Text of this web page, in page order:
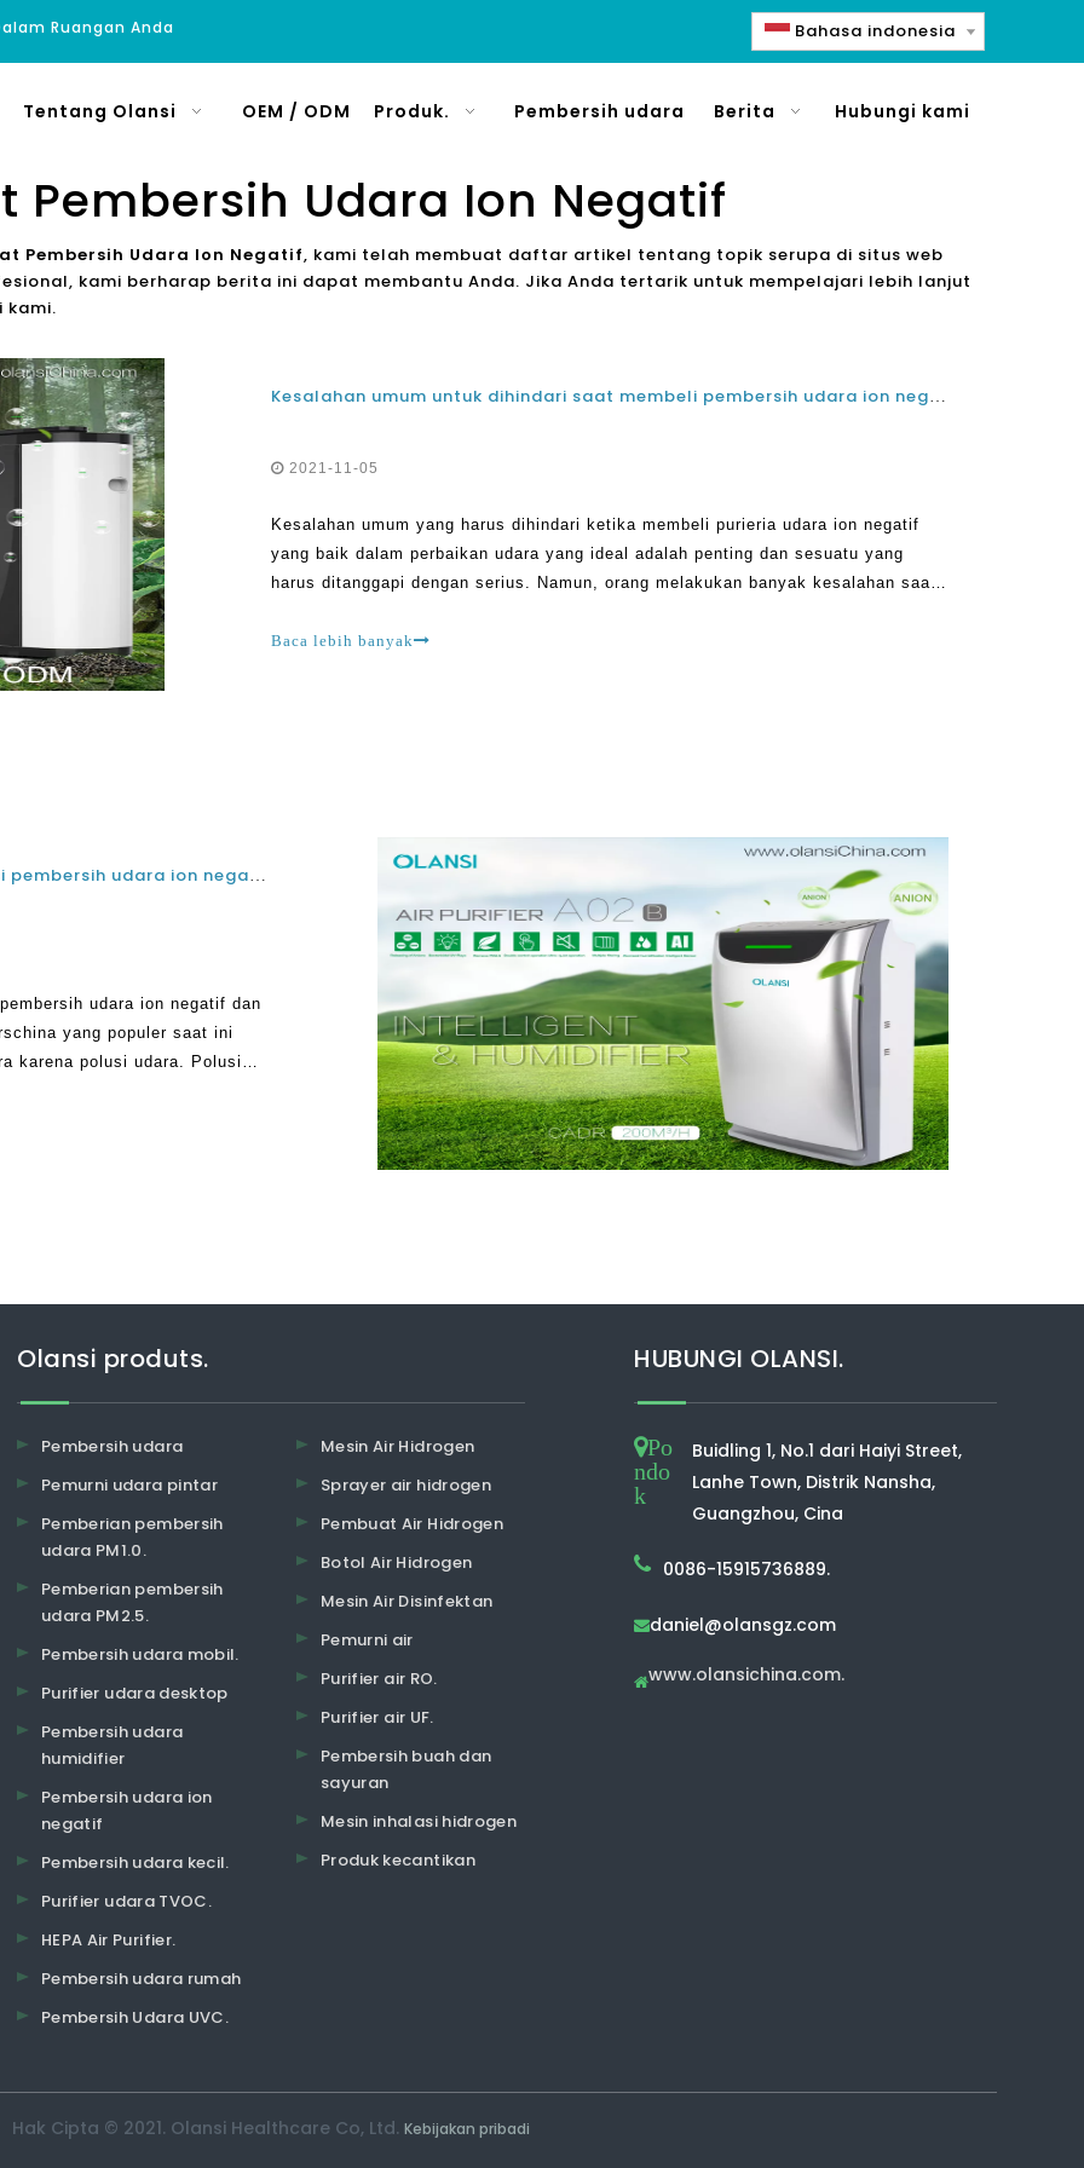
Ruangan Anda Bahasa indonesia
Tentang Olansi OEM / ODM Produk. Pembersih udara Berita Hubungi kami
Pembersih Udara Ion Negatif
Pembersih Udara Ion Negatif, kami telah membuat daftar artikel tentang topik serupa di situs web
kami berharap berita ini dapat membantu Anda. Jika Anda tertarik untuk mempelajari lebih lanjut
kami.
Kesalahan umum untuk dihindari saat membeli pembersih udara ion negatif yang baik
2021-11-05
Kesalahan umum yang harus dihindari ketika membeli purieria udara ion negatif
yang baik dalam perbaikan udara yang ideal adalah penting dan sesuatu yang
harus ditanggapi dengan serius. Namun, orang melakukan banyak kesalahan saat
membuat CL
Baca lebih banyak
Hal-hal dasar untuk diketahui tentang fungsi pembersih udara ion negatif dan efek samping negatif dari pembersih udara
udara ion negatif dan
yang populer saat ini
karena polusi udara. Polusi
Olansi produts.
Pembersih udara
Pemurni udara pintar
Pemberian pembersih
udara PM1.0.
Pemberian pembersih
udara PM2.5.
Pembersih udara mobil.
Purifier udara desktop
Pembersih udara
humidifier
Pembersih udara ion
negatif
Pembersih udara kecil.
Purifier udara TVOC.
HEPA Air Purifier.
Pembersih udara rumah
Pembersih Udara UVC.
Mesin Air Hidrogen
Sprayer air hidrogen
Pembuat Air Hidrogen
Botol Air Hidrogen
Mesin Air Disinfektan
Pemurni air
Purifier air RO.
Purifier air UF.
Pembersih buah dan
sayuran
Mesin inhalasi hidrogen
Produk kecantikan
HUBUNGI OLANSI.
Po
ndo
k
Buidling 1, No.1 dari Haiyi Street,
Lanhe Town, Distrik Nansha,
Guangzhou, Cina
0086-15915736889.
daniel@olansgz.com
www.olansichina.com.
Hak Cipta © 2021. Olansi Healthcare Co, Ltd. Kebijakan pribadi